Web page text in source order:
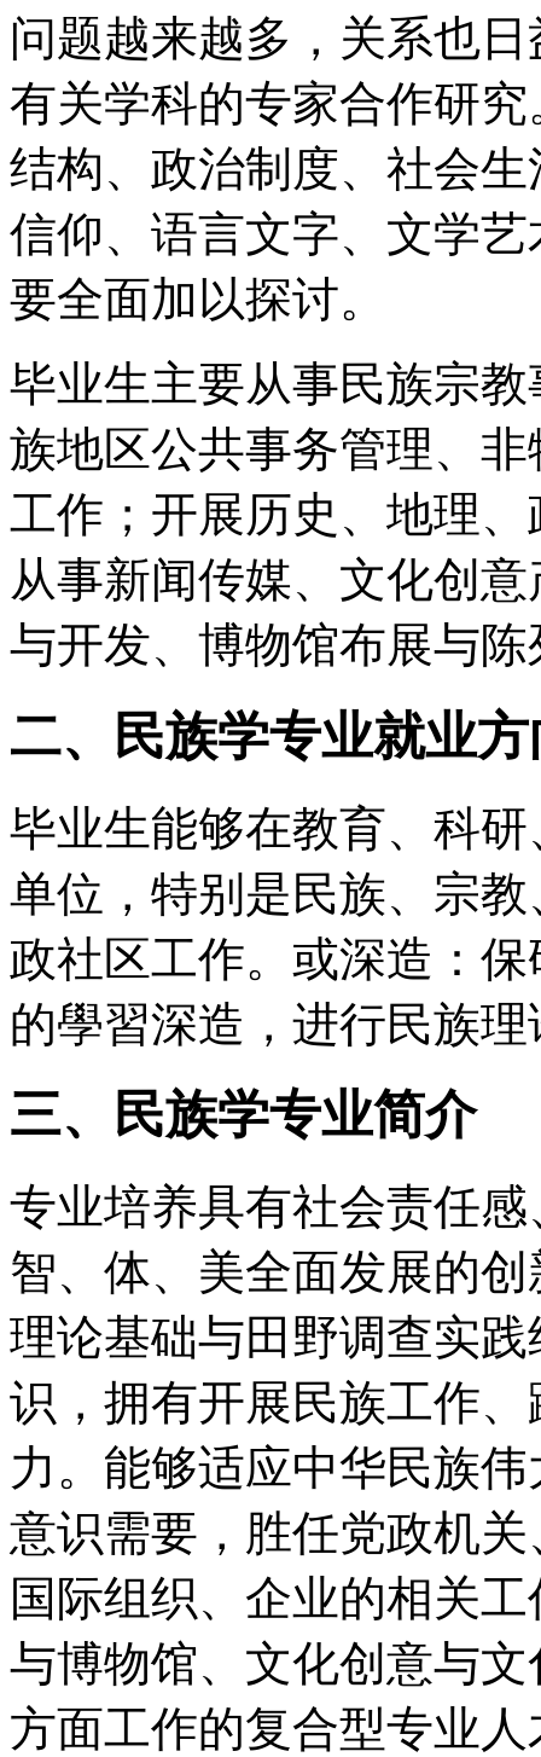
问题越来越多，关系也
有关学科的专家合作研
结构、政治制度、社会
信仰、语言文字、文学
要全面加以探讨。
毕业生主要从事民族宗
族地区公共事务管理、
工作；开展历史、地理
从事新闻传媒、文化创
与开发、博物馆布展与
二、民族学专业就业方
毕业生能够在教育、科
单位，特别是民族、宗
政社区工作。或深造：
的學習深造，进行民族
三、民族学专业简介
专业培养具有社会责任
智、体、美全面发展的
理论基础与田野调查实
识，拥有开展民族工作
力。能够适应中华民族
意识需要，胜任党政机
国际组织、企业的相关
与博物馆、文化创意与
方面工作的复合型专业人